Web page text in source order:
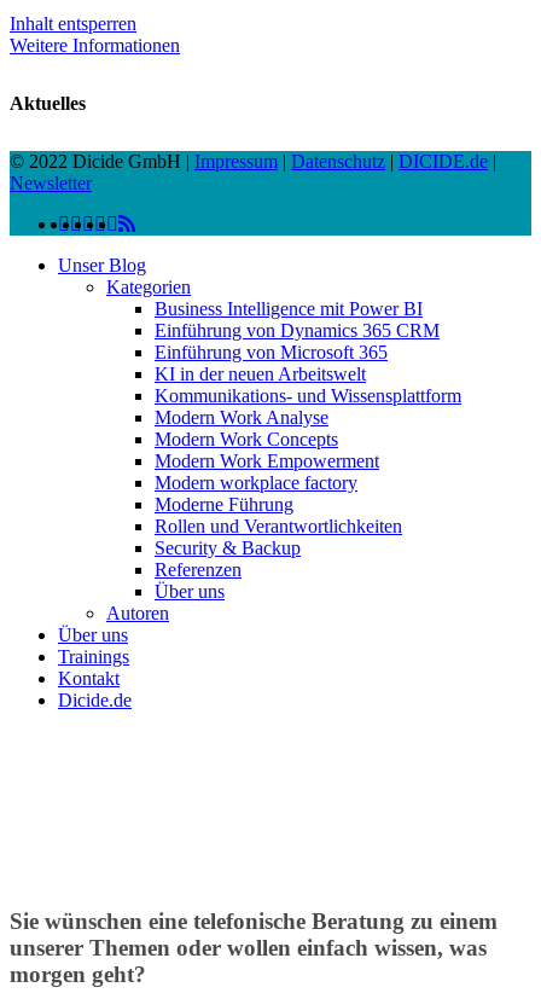
Inhalt entsperren
Weitere Informationen
Aktuelles
© 2022 Dicide GmbH | Impressum | Datenschutz | DICIDE.de |
Newsletter
twitter
facebook
linkedinyoutube
RSS
instagram
spotify
vk
Close
Unser Blog
Kategorien
Business Intelligence mit Power BI
Einführung von Dynamics 365 CRM
Einführung von Microsoft 365
KI in der neuen Arbeitswelt
Kommunikations- und Wissensplattform
Modern Work Analyse
Modern Work Concepts
Modern Work Empowerment
Modern workplace factory
Moderne Führung
Rollen und Verantwortlichkeiten
Security & Backup
Referenzen
Über uns
Autoren
Über uns
Trainings
Kontakt
Dicide.de
Sie wünschen eine telefonische Beratung zu einem
unserer Themen oder wollen einfach wissen, was
morgen geht?